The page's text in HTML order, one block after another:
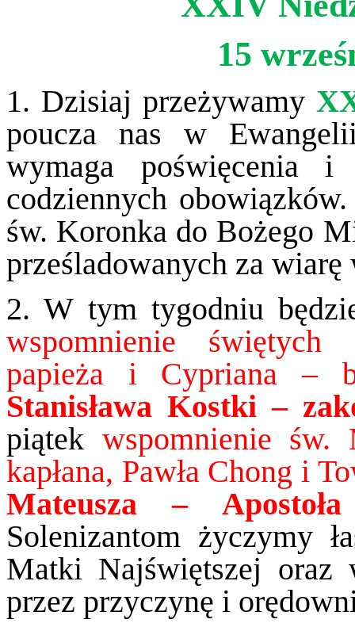
15
1. Dzisiaj przeżywamy
poucza nas w
wymaga poświęcenia
codziennych
św. Koronka do Bożego
prześladowanych za wiarę
2. W tym tygodniu
wspomnienie
papieża i Cypriana –
Stanisława Kostki –
piątek wspomnienie
kapłana, Pawła Chong i
Mateusza –
Solenizantom życzymy
Matki Najświętszej oraz
przez przyczynę i